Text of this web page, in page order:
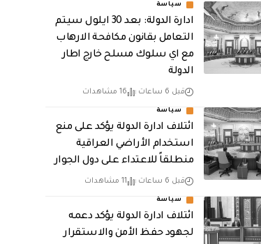
سياسة
ادارة الدولة: بعد 30 ايلول سيتم
التعامل بقانون مكافحة الارهاب
مع اي سلوك مسلح خارج اطار
الدولة
قبل 6 ساعات 16 مشاهدات
سياسة
ائتلاف ادارة الدولة يؤكد على منع
استخدام الأراضي العراقية
منطلقاً للاعتداء على دول الجوار
قبل 6 ساعات 11 مشاهدات
سياسة
ائتلاف ادارة الدولة يؤكد دعمه
لجهود حفظ الأمن والاستقرار